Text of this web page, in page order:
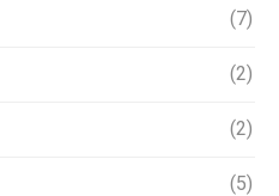
(7)
(2)
(2)
(5)